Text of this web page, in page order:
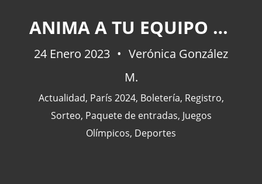
ANIMA A TU EQUIPO EN PARÍS 2024
24 Enero 2023
Verónica González
M.
Actualidad, París 2024, Boletería, Registro,
Sorteo, Paquete de entradas, Juegos
Olímpicos, Deportes
España
(77)
Barcelona(47)
Europa(47)
Venezuela(43)